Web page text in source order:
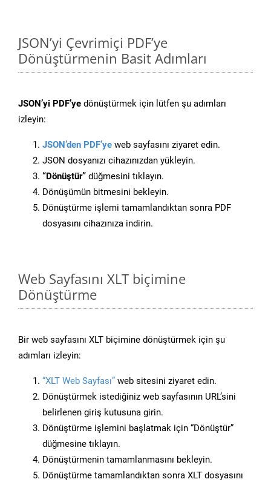
JSON’yi Çevrimiçi PDF’ye
Dönüştürmenin Basit Adımları
JSON’yi PDF’ye dönüştürmek için lütfen şu adımları
izleyin:
JSON’den PDF’ye web sayfasını ziyaret edin.
JSON dosyanızı cihazınızdan yükleyin.
“Dönüştür” düğmesini tıklayın.
Dönüşümün bitmesini bekleyin.
Dönüştürme işlemi tamamlandıktan sonra PDF
dosyasını cihazınıza indirin.
Web Sayfasını XLT biçimine
Dönüştürme
Bir web sayfasını XLT biçimine dönüştürmek için şu
adımları izleyin:
“XLT Web Sayfası” web sitesini ziyaret edin.
Dönüştürmek istediğiniz web sayfasının URL’sini
belirlenen giriş kutusuna girin.
Dönüştürme işlemini başlatmak için “Dönüştür”
düğmesine tıklayın.
Dönüştürmenin tamamlanmasını bekleyin.
Dönüştürme tamamlandıktan sonra XLT dosyasını